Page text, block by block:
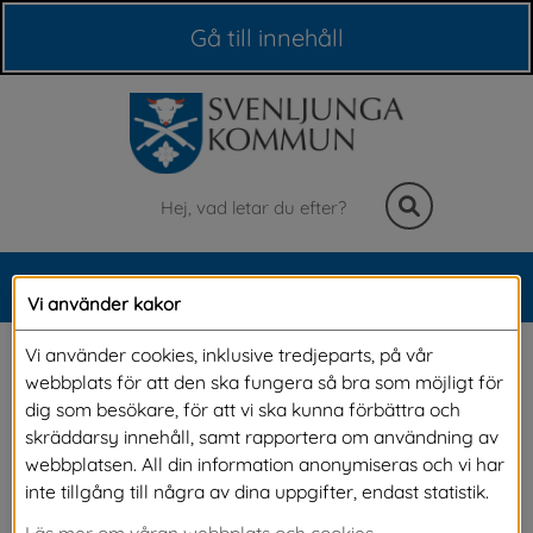
Gå till innehåll
Sök
Meny
Budget
Var kommer kommunens pengar ifrån och hur
fördelas de i verksamheterna för att på bästa
sätt kunna ge service till dig som medborgare?
Vi använder kakor
Vi använder cookies, inklusive tredjeparts, på vår
webbplats för att den ska fungera så bra som möjligt för
dig som besökare, för att vi ska kunna förbättra och
skräddarsy innehåll, samt rapportera om användning av
webbplatsen. All din information anonymiseras och vi har
inte tillgång till några av dina uppgifter, endast statistik.